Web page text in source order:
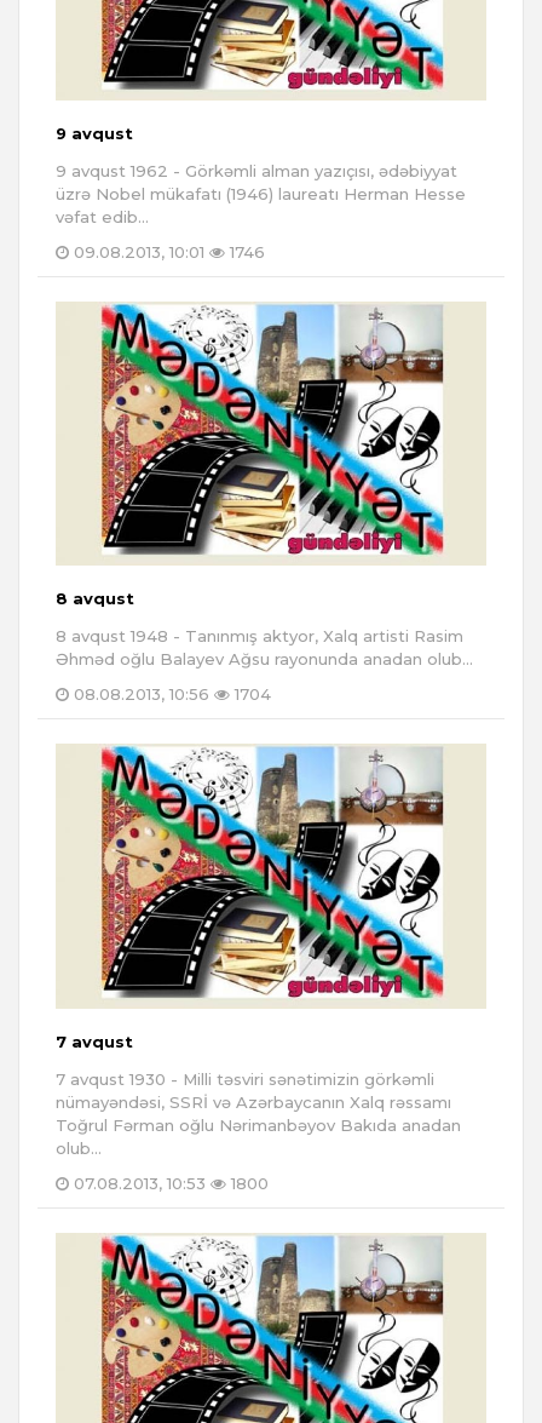
9 avqust
9 avqust 1962 - Görkəmli alman yazıçısı, ədəbiyyat
üzrə Nobel mükafatı (1946) laureatı Herman Hesse
vəfat edib...
09.08.2013, 10:01
1746
8 avqust
8 avqust 1948 - Tanınmış aktyor, Xalq artisti Rasim
Əhməd oğlu Balayev Ağsu rayonunda anadan olub...
08.08.2013, 10:56
1704
7 avqust
7 avqust 1930 - Milli təsviri sənətimizin görkəmli
nümayəndəsi, SSRİ və Azərbaycanın Xalq rəssamı
Toğrul Fərman oğlu Nərimanbəyov Bakıda anadan
olub...
07.08.2013, 10:53
1800